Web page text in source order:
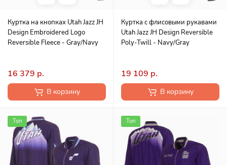
Куртка на кнопках Utah Jazz JH
Design Embroidered Logo
Reversible Fleece - Gray/Navy
16 379 р.
В корзину
Куртка с флисовыми рукавами
Utah Jazz JH Design Reversible
Poly-Twill - Navy/Gray
19 109 р.
В корзину
Топ Топ